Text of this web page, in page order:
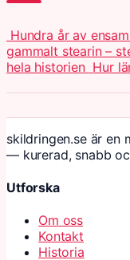
Hundra år av
gammalt stearin –
hela historien Hur
skildringen.se är en
— kurerad, snabb
Utforska
Om oss
Kontakt
Historia